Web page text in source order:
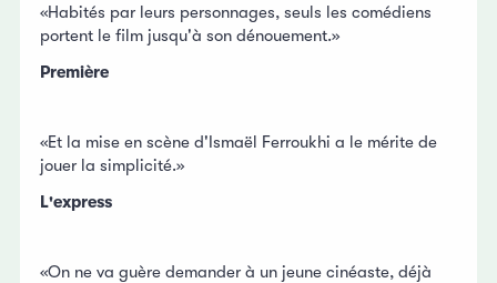
«Habités par leurs personnages, seuls les comédiens
portent le film jusqu'à son dénouement.»
Première
«Et la mise en scène d'Ismaël Ferroukhi a le mérite de
jouer la simplicité.»
L'express
«On ne va guère demander à un jeune cinéaste, déjà